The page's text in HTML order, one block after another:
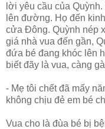
lời yêu cầu của
lên đường. Họ đến
cửa Đông. Quỳnh nép
giá nhà vua đến gần,
đứa bé đang khóc lên
biết đãy là vua, càng
- Mẹ tôi chết đã mấy
không chịu đẻ em bé
Vua cho là đùa bé bị